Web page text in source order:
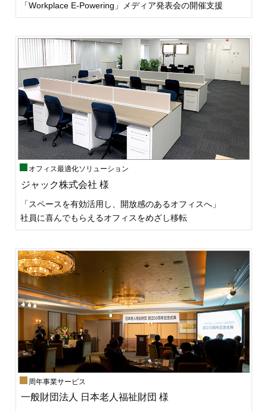
「Workplace E-Powering」メディア発表会の開催支援
オフィス最適化ソリューション
ジャック株式会社 様
「スペースを有効活用し、開放感のあるオフィスへ」
社員に喜んでもらえるオフィスをめざし移転
周年事業サービス
一般財団法人 日本老人福祉財団 様